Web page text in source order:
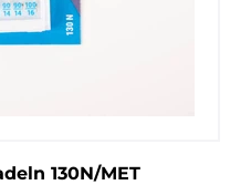
130N/MET